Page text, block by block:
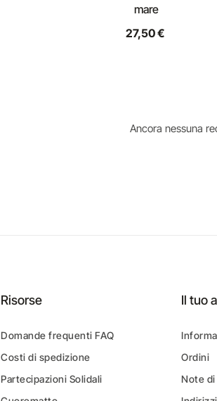
mare
27,50 €
Ancora nessuna
Risorse
Domande frequenti FAQ
Costi di spedizione
Partecipazioni Solidali
Il tuo
Ordini
Note